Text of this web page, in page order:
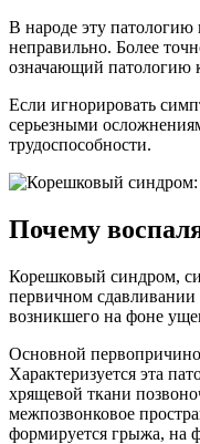
В народе эту
неправильно. Более
означающий патологию
Если игнорировать
серьезными
трудоспособности.
Почему
Корешковый синдром,
первичном сдавливании
возникшего на фоне
Основной
Характеризуется эта
хрящевой ткани
межпозвонковое
формируется грыжа, на